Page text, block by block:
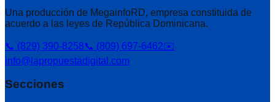
Una producción de MegainfoRD, empresa constituida de
acuerdo a las leyes de República Dominicana.
📞 (829) 390-8258📞 (809) 697-6462✉️
info@lapropuestadigital.com
Secciones